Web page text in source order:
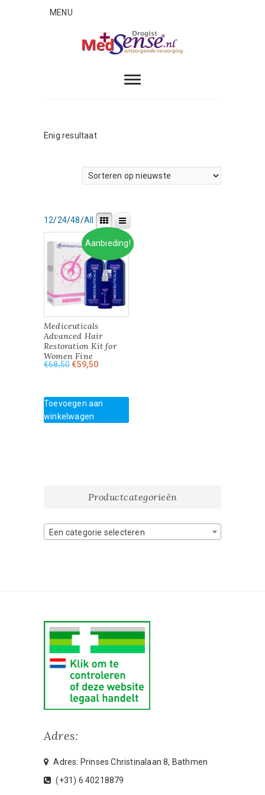
MENU
Enig resultaat
12/24/48/All
Aanbieding!
Mediceuticals
Advanced Hair
Restoration Kit for
Women Fine
€68,50Oorspronkelijke
€68,50.
€59,50Huidige
€59,50.
Toevoegen aan
winkelwagen
Productcategorieën
Een categorie selecteren
Adres:
Adres: Prinses Christinalaan 8, Bathmen
(+31) 6 40218879